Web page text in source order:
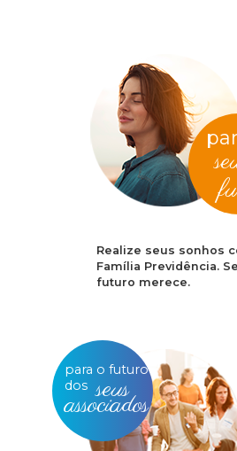
Realize seus sonhos
Família Previdência.
futuro merece.
para o futuro
dos seus
associados